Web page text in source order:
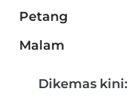
Petang
Malam
Dikemas kini: